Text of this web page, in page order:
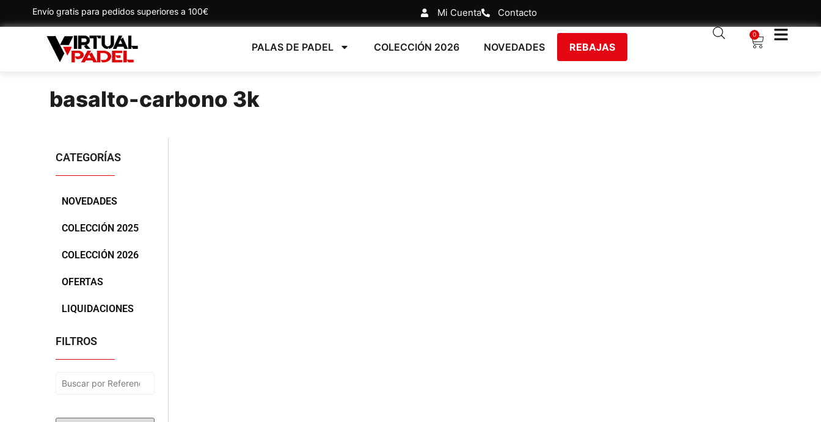
Envío gratis para pedidos superiores a 100€ Mi Cuenta Contacto
PALAS DE PADEL COLECCIÓN 2026 NOVEDADES REBAJAS
0
basalto-carbono 3k
CATEGORÍAS
NOVEDADES
COLECCIÓN 2025
COLECCIÓN 2026
OFERTAS
LIQUIDACIONES
FILTROS